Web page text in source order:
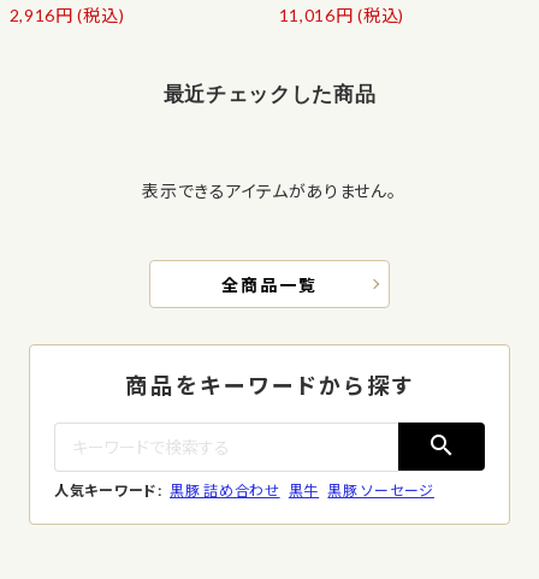
2,916円(税込)
11,016円(税込)
最近チェックした商品
表示できるアイテムがありません。
全商品一覧
商品をキーワードから探す
search
人気キーワード: 黒豚 詰め合わせ 黒牛 黒豚 ソーセージ